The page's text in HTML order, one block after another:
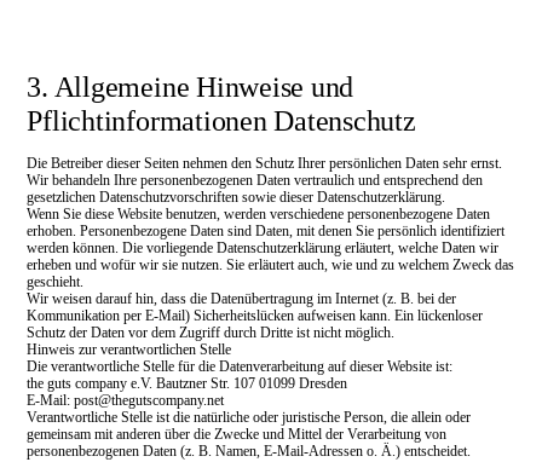
3. Allgemeine Hinweise und
Pflichtinformationen Datenschutz
Die Betreiber dieser Seiten nehmen den Schutz Ihrer persönlichen Daten sehr ernst.
Wir behandeln Ihre personenbezogenen Daten vertraulich und entsprechend den
gesetzlichen Datenschutzvorschriften sowie dieser Datenschutzerklärung.
Wenn Sie diese Website benutzen, werden verschiedene personenbezogene Daten
erhoben. Personenbezogene Daten sind Daten, mit denen Sie persönlich identifiziert
werden können. Die vorliegende Datenschutzerklärung erläutert, welche Daten wir
erheben und wofür wir sie nutzen. Sie erläutert auch, wie und zu welchem Zweck das
geschieht.
Wir weisen darauf hin, dass die Datenübertragung im Internet (z. B. bei der
Kommunikation per E-Mail) Sicherheitslücken aufweisen kann. Ein lückenloser
Schutz der Daten vor dem Zugriff durch Dritte ist nicht möglich.
Hinweis zur verantwortlichen Stelle
Die verantwortliche Stelle für die Datenverarbeitung auf dieser Website ist:
the guts company e.V. Bautzner Str. 107 01099 Dresden
E-Mail: post@thegutscompany.net
Verantwortliche Stelle ist die natürliche oder juristische Person, die allein oder
gemeinsam mit anderen über die Zwecke und Mittel der Verarbeitung von
personenbezogenen Daten (z. B. Namen, E-Mail-Adressen o. Ä.) entscheidet.